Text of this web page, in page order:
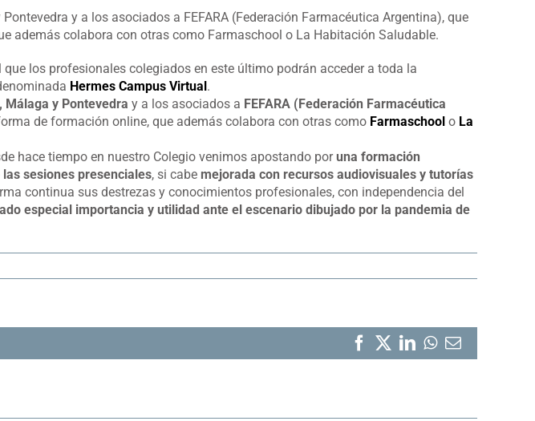
y a los asociados a FEFARA (Federación Farmacéutica Argentina), que
además colabora con otras como Farmaschool o La Habitación Saludable.
los profesionales colegiados en este último podrán acceder a toda la
Hermes Campus Virtual.
Málaga y Pontevedra y a los asociados a FEFARA (Federación Farmacéutica
de formación online, que además colabora con otras como Farmaschool o La
hace tiempo en nuestro Colegio venimos apostando poruna formación
sesiones presenciales, si cabe mejorada con recursos audiovisuales y tutorías
continua sus destrezas y conocimientos profesionales, con independencia del
especial importancia y utilidad ante el escenario dibujado por la pandemia de
Facebook
X LinkedIn
WhatsApp
Correo
electrónico